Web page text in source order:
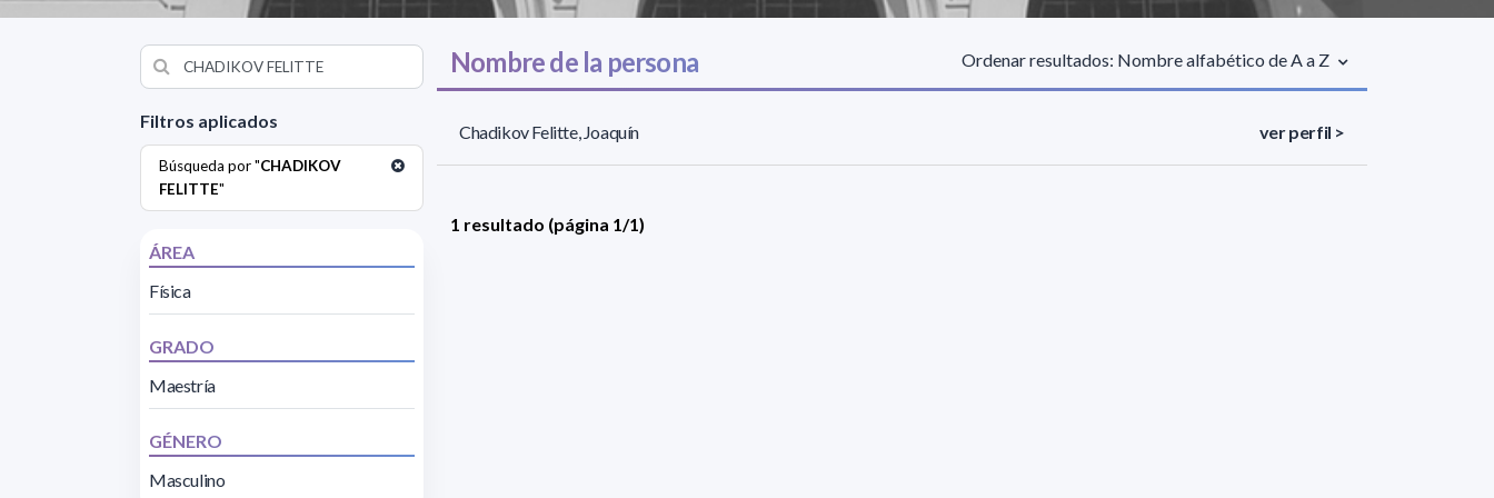
Filtros aplicados
Búsqueda por "CHADIKOV
FELITTE"
ÁREA
Física
GRADO
Maestría
GÉNERO
Masculino
Nombre de la persona Ordenar resultados: Nombre alfabético de A a Z
Chadikov Felitte, Joaquín ver perfil >
1 resultado (página 1/1)